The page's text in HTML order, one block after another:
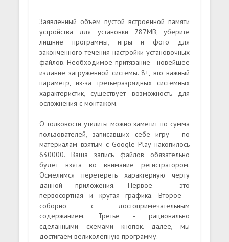
Заявленный объем пустой встроенной памяти
устройства для установки 787MB, уберите
лишние программы, игры и фото для
законченного течения настройки установочных
файлов. Необходимое притязание - новейшее
издание загруженной системы. 8+, это важный
параметр, из-за третьеразрядных системных
характеристик, существует возможность для
осложнения с монтажом.
О толковости утилиты можно заметит по сумма
пользователей, записавших себе игру - по
материалам взятым с Google Play накопилось
630000. Ваша запись файлов обязательно
будет взята во внимание регистратором.
Осмелимся перетереть характерную черту
данной приложения. Первое - это
первосортная и крутая графика. Второе -
соборно с достопримечательным
содержанием. Третье - рационально
сделанными схемами кнопок. далее, мы
достигаем великолепную программу.